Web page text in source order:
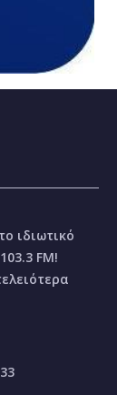
ιδιωτικό
FM!